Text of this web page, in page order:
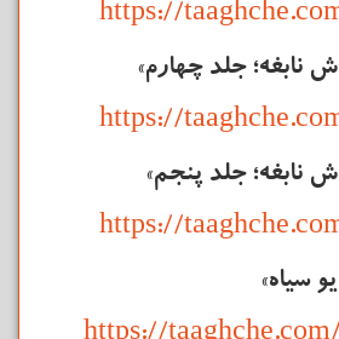
https://
نابغه؛ جلد چهارم»
https://
نابغه؛ جلد پنجم»
https://
سیاه»